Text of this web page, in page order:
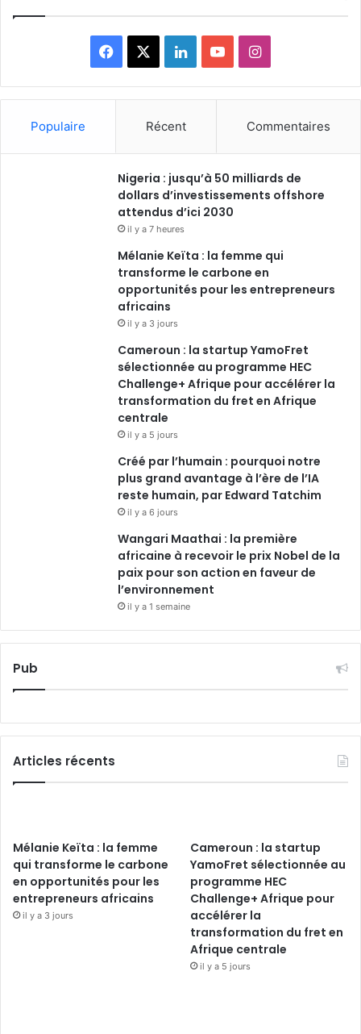
Facebook LinkedinYouTubeInstagram
Populaire Récent Commentaires
Nigeria : jusqu’à 50 milliards de
dollars d’investissements offshore
attendus d’ici 2030
il y a 7 heures
Mélanie Keïta : la femme qui
transforme le carbone en
opportunités pour les entrepreneurs
africains
il y a 3 jours
Cameroun : la startup YamoFret
sélectionnée au programme HEC
Challenge+ Afrique pour accélérer la
transformation du fret en Afrique
centrale
il y a 5 jours
Créé par l’humain : pourquoi notre
plus grand avantage à l’ère de l’IA
reste humain, par Edward Tatchim
il y a 6 jours
Wangari Maathai : la première
africaine à recevoir le prix Nobel de la
paix pour son action en faveur de
l’environnement
il y a 1 semaine
Pub
Articles récents
Mélanie Keïta : la femme
qui transforme le carbone
en opportunités pour les
entrepreneurs africains
il y a 3 jours
Cameroun : la startup
YamoFret sélectionnée au
programme HEC
Challenge+ Afrique pour
accélérer la
transformation du fret en
Afrique centrale
il y a 5 jours